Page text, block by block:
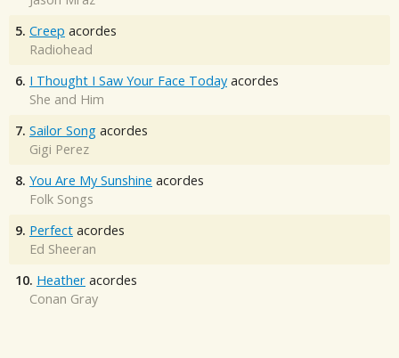
5. Creep acordes
Radiohead
6. I Thought I Saw Your Face Today acordes
She and Him
7. Sailor Song acordes
Gigi Perez
8. You Are My Sunshine acordes
Folk Songs
9. Perfect acordes
Ed Sheeran
10. Heather acordes
Conan Gray